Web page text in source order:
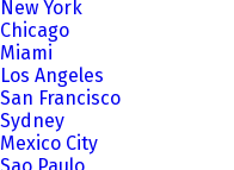
New York
Chicago
Miami
Los Angeles
San Francisco
Sydney
Mexico City